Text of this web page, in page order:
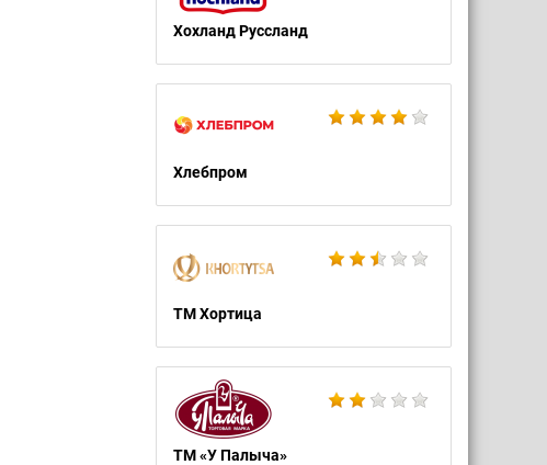
Хохланд Руссланд
Хлебпром
ТМ Хортица
ТМ «У Палыча»